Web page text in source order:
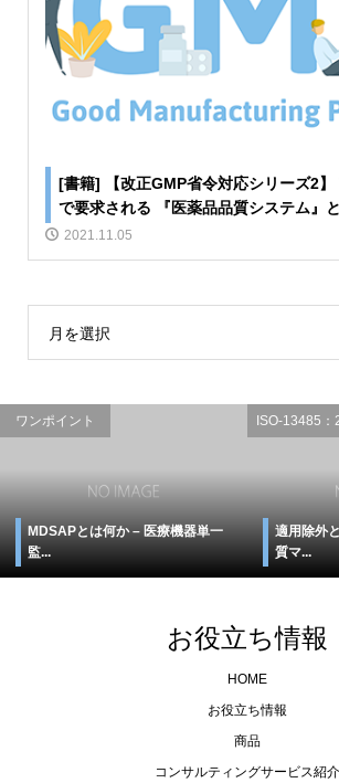
[書籍] 【改正GMP省令対応シリーズ2】
で要求される 『医薬品品質システム』
2021.11.05
月を選択
ワンポイント
MDSAPとは何か – 医療機器単一
監...
ISO-13485：
適用除外
質マ...
お役立ち情報
HOME
お役立ち情報
商品
コンサルティングサービス紹介